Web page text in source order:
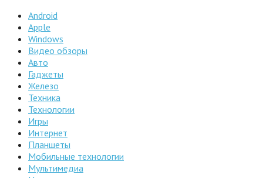
Android
Apple
Windows
Видео обзоры
Авто
Гаджеты
Железо
Техника
Технологии
Игры
Интернет
Планшеты
Мобильные технологии
Мультимедиа